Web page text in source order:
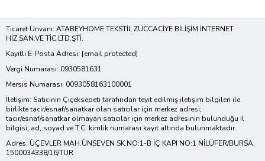
Ticaret Ünvanı: ATABEYHOME TEKSTİL ZÜCCACİYE BİLİŞİM İNTERNET
HİZ.SAN.VE TİC.LTD.ŞTİ.
Kayıtlı E-Posta Adresi: [email protected]
Vergi Numarası: 0930581631
Mersis Numarası: 0093058163100001
İletişim: Satıcının Çiçeksepeti tarafından teyit edilmiş iletişim bilgileri ile
birlikte tacir/esnaf/sanatkar olan satıcılar için merkez adresi;
tacir/esnaf/sanatkar olmayan satıcılar için merkez adresinin bulunduğu il
bilgisi, ad, soyad ve T.C. kimlik numarası kayıt altında bulunmaktadır.
Adres: ÜÇEVLER MAH.ÜNSEVEN SK.NO:1-B İÇ KAPI NO:1 NİLÜFER/BURSA
1500034338/16/TUR